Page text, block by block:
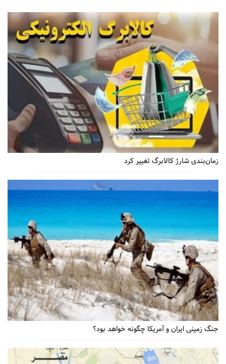
زمان‌بندی شارژ کالابرگ تغییر کرد
جنگ زمینی ایران و آمریکا چگونه خواهد بود؟